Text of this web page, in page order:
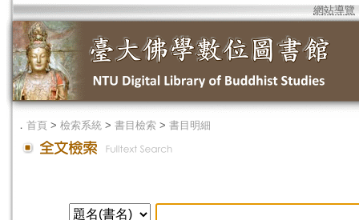
網站導覽
． 首頁 > 檢索系統 > 書目檢索 > 書目明細